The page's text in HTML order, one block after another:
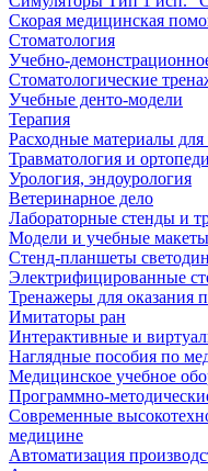
Скорая медицинская
Стоматология
Учебно-
Стоматологические
Учебные денто-модели
Терапия
Расходные материалы
Травматология и
Урология, эндоурология
Ветеринарное дело
Лабораторные стенды и
Модели и учебные
Стенд-планшеты
Электрифицированные
Тренажеры для
Имитаторы ран
Интерактивные и
Наглядные пособия по
Медицинское учебное
Программно-
Современные
медицине
Автоматизация